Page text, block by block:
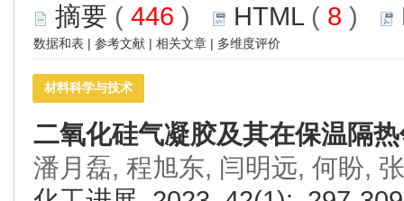
摘要 ( 446 ) HTML( 8 )
数据和表 | 参考文献 | 相关文章 | 多维度评价
材料科学与技术
二氧化硅气凝胶及其在保温隔
潘月磊, 程旭东, 闫明远, 何盼,